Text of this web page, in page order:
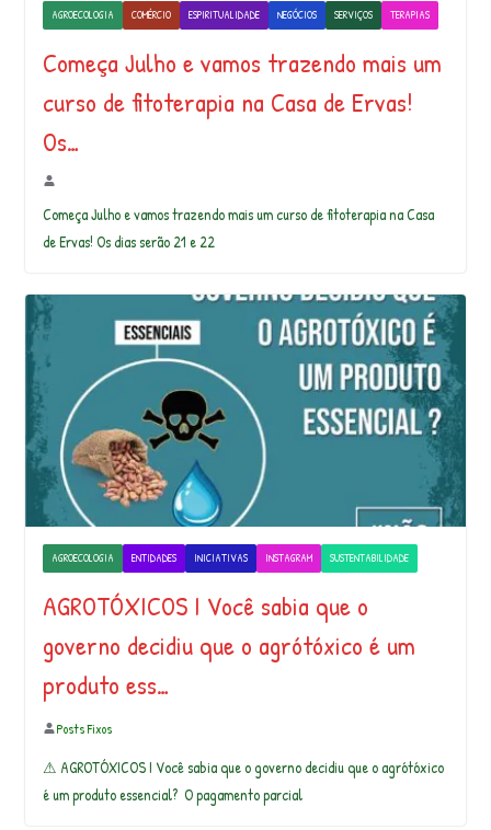
AGROECOLOGIA COMÉRCIO ESPIRITUALIDADE NEGÓCIOS SERVIÇOS TERAPIAS
Começa Julho e vamos trazendo mais um
curso de fitoterapia na Casa de Ervas!
Os…
Começa Julho e vamos trazendo mais um curso de fitoterapia na Casa
de Ervas! Os dias serão 21 e 22
AGROECOLOGIA ENTIDADES INICIATIVAS INSTAGRAM SUSTENTABILIDADE
AGROTÓXICOS I Você sabia que o
governo decidiu que o agrótóxico é um
produto ess…
Posts Fixos
⚠ AGROTÓXICOS I Você sabia que o governo decidiu que o agrótóxico
é um produto essencial?⁣ ⁣ O pagamento parcial